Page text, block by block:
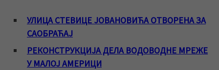
УЛИЦА СТЕВИЦЕ ЈОВАНОВИЋА ОТВОРЕНА ЗА
САОБРАЋАЈ
РЕКОНСТРУКЦИЈА ДЕЛА ВОДОВОДНЕ МРЕЖЕ
У МАЛОЈ АМЕРИЦИ